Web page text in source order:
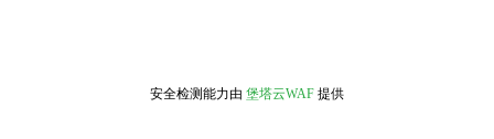
安全检测能力由 堡塔云WAF 提供